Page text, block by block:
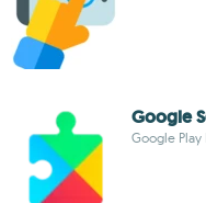
Google
Google